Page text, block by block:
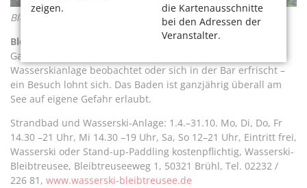
zeigen.
die Kartenausschnitte
bei den Adressen der
Veranstalter.
Bleibtreusee, Foto: Wasserski-Bleibtreusee GmbH & Co. KG
Bleibtreusee – der Sportliche
Ganz egal, ob man vom Strand das Treiben an der
Wasserskianlage beobachtet oder sich in der Bar erfrischt –
ein Besuch lohnt sich. Das Baden ist ganzjährig überall am
See auf eigene Gefahr erlaubt.
Strandbad und Wasserski-Anlage: 1.4.–31.10. Mo, Di, Do, Fr
14.30 –21 Uhr, Mi 14.30 –19 Uhr, Sa, So 12–21 Uhr, Eintritt frei,
Wasserski oder Stand-up-Paddling kostenpflichtig, Wasserski-
Bleibtreusee, Bleibtreuseeweg 1, 50321 Brühl, Tel. 02232 /
226 81, www.wasserski-bleibtreusee.de